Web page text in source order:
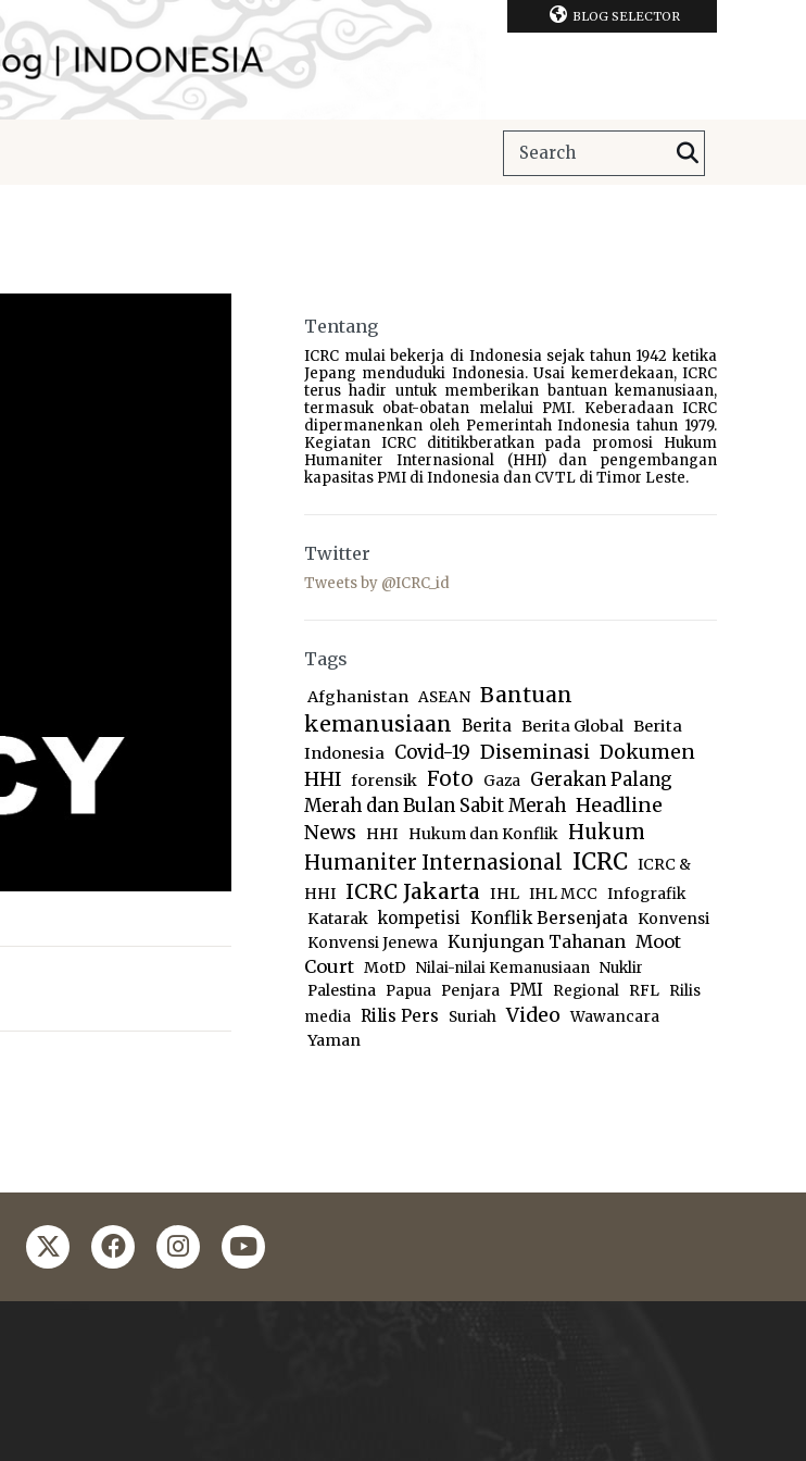
BLOG SELECTOR
Tentang
ICRC mulai bekerja di Indonesia sejak tahun 1942 ketika
Jepang menduduki Indonesia. Usai kemerdekaan, ICRC
terus hadir untuk memberikan bantuan kemanusiaan,
termasuk obat-obatan melalui PMI. Keberadaan ICRC
dipermanenkan oleh Pemerintah Indonesia tahun 1979.
Kegiatan ICRC dititikberatkan pada promosi Hukum
Humaniter Internasional (HHI) dan pengembangan
kapasitas PMI di Indonesia dan CVTL di Timor Leste.
Twitter
Tweets by @ICRC_id
Tags
Afghanistan ASEAN Bantuan
kemanusiaan Berita Berita Global Berita
Indonesia Covid-19 Diseminasi Dokumen
HHI forensik Foto Gaza Gerakan Palang
Merah dan Bulan Sabit Merah Headline
News
HHI Hukum dan Konflik Hukum
Humaniter Internasional ICRC ICRC &
HHI ICRC Jakarta IHL IHL MCC Infografik
Katarak kompetisi Konflik Bersenjata Konvensi
Konvensi Jenewa Kunjungan Tahanan Moot
Court MotD Nilai-nilai Kemanusiaan Nuklir
Palestina
Papua Penjara PMI Regional RFL
Rilis
media Rilis Pers Suriah Video Wawancara
Yaman
twitterfacebookinstagram
youtube